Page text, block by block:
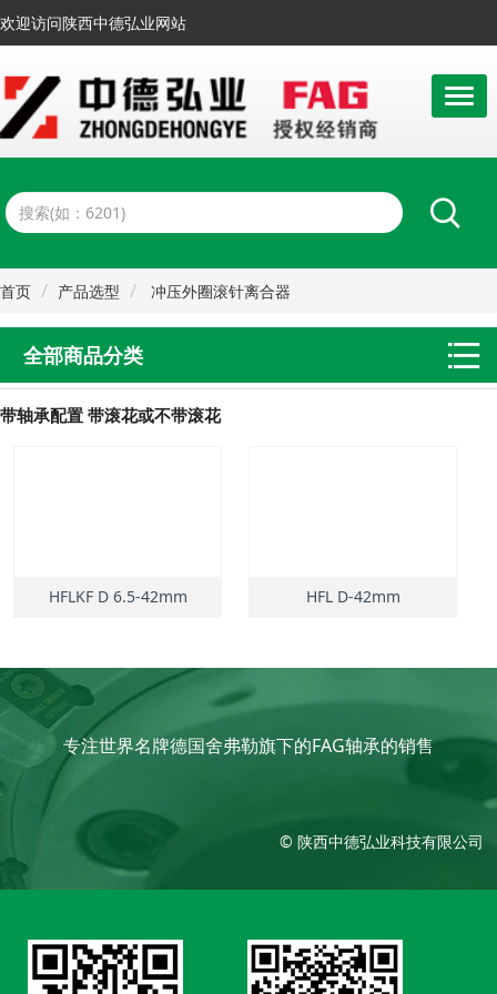
欢迎访问陕西中德弘业网站
首页 产品选型 冲压外圈滚针离合器
全部商品分类
带轴承配置 带滚花或不带滚花
HFLKF D 6.5-42mm HFL D-42mm
专注世界名牌德国舍弗勒旗下的FAG轴承的销售
© 陕西中德弘业科技有限公司